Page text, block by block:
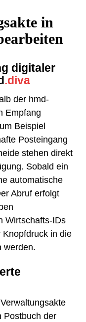
in
digitaler
.diva
der hmd-
Empfang
Beispiel
Posteingang
stehen direkt
Sobald ein
automatische
Abruf erfolgt
Wirtschafts-IDs
in die
werden.
Postbuch der